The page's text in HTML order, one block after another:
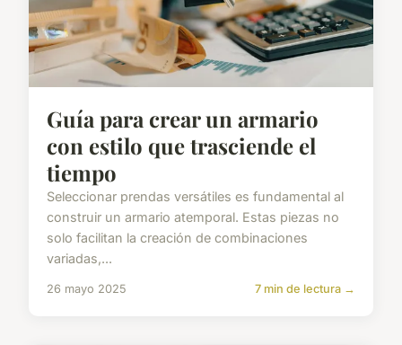
Guía para crear un armario
con estilo que trasciende el
tiempo
Seleccionar prendas versátiles es fundamental al
construir un armario atemporal. Estas piezas no
solo facilitan la creación de combinaciones
variadas,...
26 mayo 2025 7 min de lectura →